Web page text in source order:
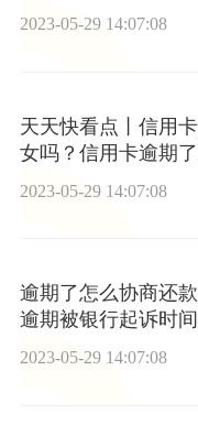
化吗？|环球精选
2023-05-29 14:07:08
天天快看点丨信用
女吗？信用卡逾期
2023-05-29 14:07:08
逾期了怎么协商还
逾期被银行起诉时
2023-05-29 14:07:08